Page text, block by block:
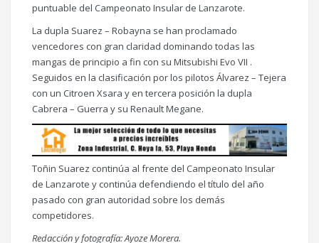
puntuable del Campeonato Insular de Lanzarote.
La dupla Suarez – Robayna se han proclamado
vencedores con gran claridad dominando todas las
mangas de principio a fin con su Mitsubishi Evo VII .
Seguidos en la clasificación por los pilotos Álvarez – Tejera
con un Citroen Xsara y en tercera posición la dupla
Cabrera – Guerra y su Renault Megane.
Toñin Suarez continúa al frente del Campeonato Insular
de Lanzarote y continúa defendiendo el título del año
pasado con gran autoridad sobre los demás
competidores.
Redacción y fotografía: Ayoze Morera.